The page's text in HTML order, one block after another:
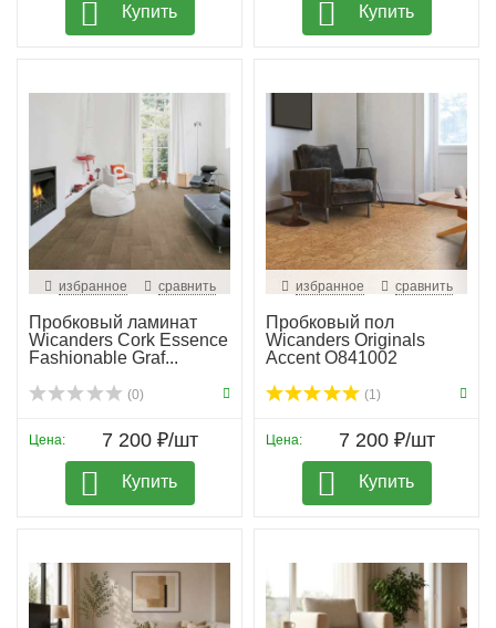
Купить Купить
избранное сравнить
Пробковый ламинат
Wicanders Cork Essence
Fashionable Graf...
(0)
Цена: 7 200 ₽/шт
Купить
избранное сравнить
Пробковый пол
Wicanders Originals
Accent O841002
(1)
Цена: 7 200 ₽/шт
Купить